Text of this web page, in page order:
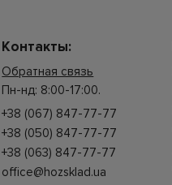
Контакты:
Обратная связь
Пн-нд: 8:00-17:00.
+38 (067) 847-77-77
+38 (050) 847-77-77
+38 (063) 847-77-77
office@hozsklad.ua